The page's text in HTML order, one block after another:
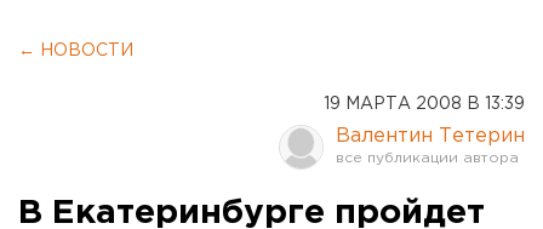
← НОВОСТИ
19 МАРТА 2008 В 13:39
Валентин Тетерин
В Екатеринбурге пройдет